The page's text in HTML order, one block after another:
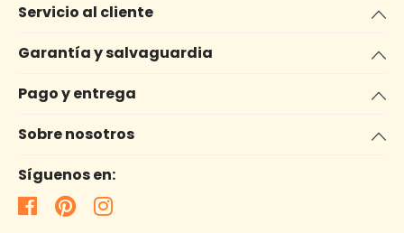
Servicio al cliente
Garantía y salvaguardia
Pago y entrega
Sobre nosotros
Síguenos en: